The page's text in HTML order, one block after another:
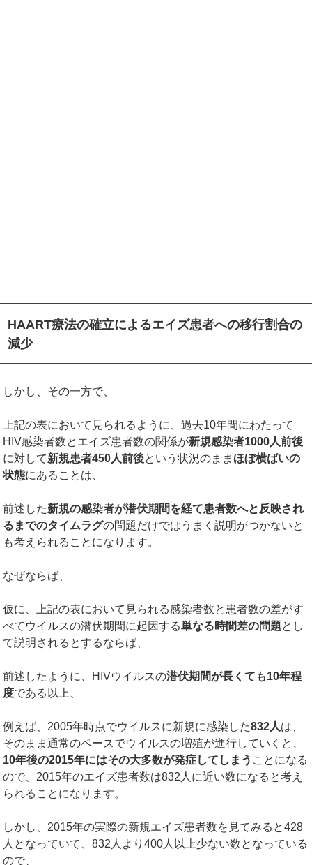
HAART療法の確立によるエイズ患者への移行割合の
減少
しかし、その一方で、
上記の表において見られるように、過去10年間にわたって
HIV感染者数とエイズ患者数の関係が新規感染者1000人前後
に対して新規患者450人前後という状況のまま ほぼ横ばいの
状態にあることは、
前述した新規の感染者が潜伏期間を経て患者数へと反映され
るまでのタイムラグの問題だけではうまく説明がつかないと
も考えられることになります。
なぜならば、
仮に、上記の表において見られる感染者数と患者数の差がす
べてウイルスの潜伏期間に起因する単なる時間差の問題とし
て説明されるとするならば、
前述したように、HIVウイルスの潜伏期間が長くても10年程
度である以上、
例えば、2005年時点でウイルスに新規に感染した832人は、
そのまま通常のペースでウイルスの増殖が進行していくと、
10年後の2015年にはその大多数が発症してしまう ことになる
ので、2015年のエイズ患者数は832人に近い数になると考え
られることになります。
しかし、2015年の実際の新規エイズ患者数を見てみると428
人となっていて、832人より400人以上少ない数となっている
ので、